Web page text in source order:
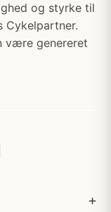
og styrke til
Cykelpartner.
være genereret